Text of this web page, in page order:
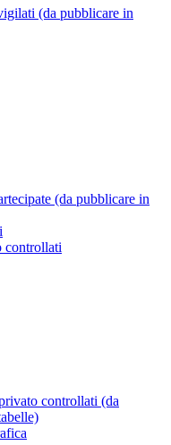
(da pubblicare in
(da pubblicare in
controllati
controllati (da